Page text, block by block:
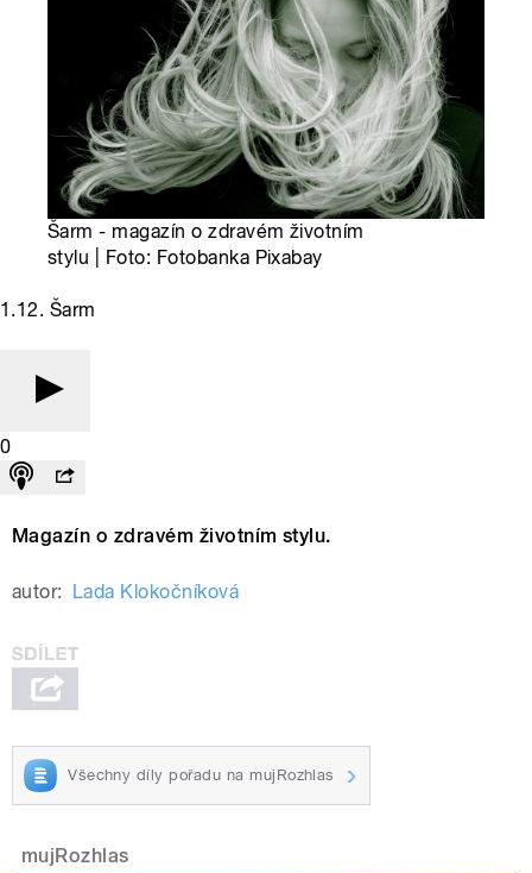
Šarm - magazín o zdravém životním
stylu | Foto: Fotobanka Pixabay
1.12. Šarm
0
Magazín o zdravém životním stylu.
autor: Lada Klokočníková
Všechny díly pořadu na mujRozhlas
mujRozhlas